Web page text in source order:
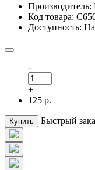
Производитель:
Код товара:
Доступность:
-
+
125 р.
Купить Быстрый